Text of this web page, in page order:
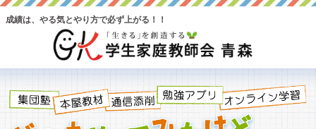
成績は、やる気とやり方で必ず上がる！！